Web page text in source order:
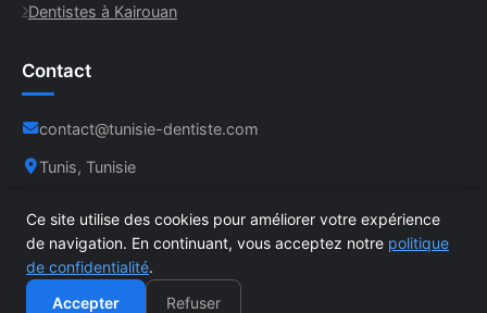
Dentistes à Kairouan
Contact
contact@tunisie-dentiste.com
Tunis, Tunisie
© 2026 Tunisie Dentiste. Tous droits réservés. |
légales
Politique de confidentialité
Ce site utilise des cookies pour améliorer votre expérience
de navigation. En continuant, vous acceptez notre politique
de confidentialité.
Accepter
Refuser